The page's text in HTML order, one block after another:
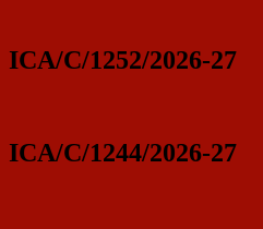
ICA/C/1252/2026-27
ICA/C/1244/2026-27